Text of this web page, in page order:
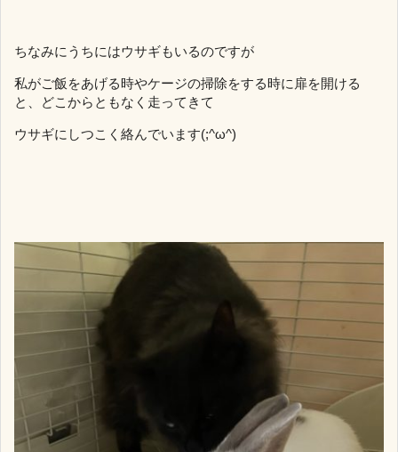
ちなみにうちにはウサギもいるのですが
私がご飯をあげる時やケージの掃除をする時に扉を開ける
と、どこからともなく走ってきて
ウサギにしつこく絡んでいます(;^ω^)